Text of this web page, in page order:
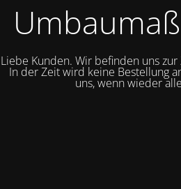
Liebe Kunden. Wir befinden uns zur
In der Zeit wird keine Bestellung
uns, wenn wieder